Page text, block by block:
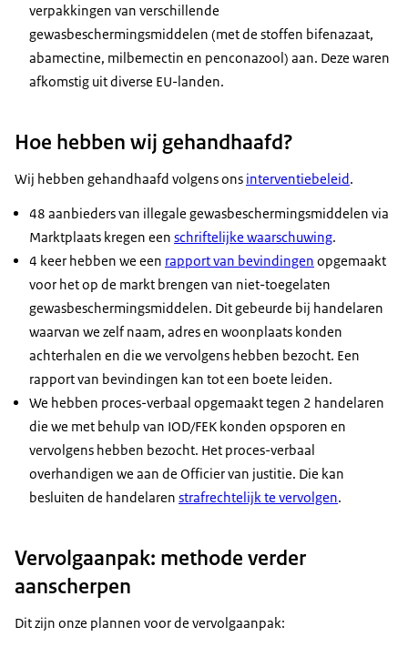
verpakkingen van verschillende
gewasbeschermingsmiddelen (met de stoffen bifenazaat,
abamectine, milbemectin en penconazool) aan. Deze waren
afkomstig uit diverse EU-landen.
Hoe hebben wij gehandhaafd?
Wij hebben gehandhaafd volgens ons interventiebeleid.
48 aanbieders van illegale gewasbeschermingsmiddelen via
Marktplaats kregen een schriftelijke waarschuwing.
4 keer hebben we een rapport van bevindingen opgemaakt
voor het op de markt brengen van niet-toegelaten
gewasbeschermingsmiddelen. Dit gebeurde bij handelaren
waarvan we zelf naam, adres en woonplaats konden
achterhalen en die we vervolgens hebben bezocht. Een
rapport van bevindingen kan tot een boete leiden.
We hebben proces-verbaal opgemaakt tegen 2 handelaren
die we met behulp van IOD/FEK konden opsporen en
vervolgens hebben bezocht. Het proces-verbaal
overhandigen we aan de Officier van justitie. Die kan
besluiten de handelaren strafrechtelijk te vervolgen.
Vervolgaanpak: methode verder
aanscherpen
Dit zijn onze plannen voor de vervolgaanpak: